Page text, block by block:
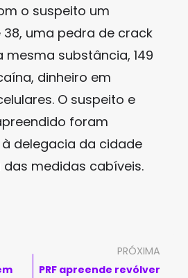
o suspeito um
uma pedra de crack
mesma substância, 149
dinheiro em
O suspeito e
foram
delegacia da cidade
medidas cabíveis.
PRÓXIMA
PRF apreende revólver